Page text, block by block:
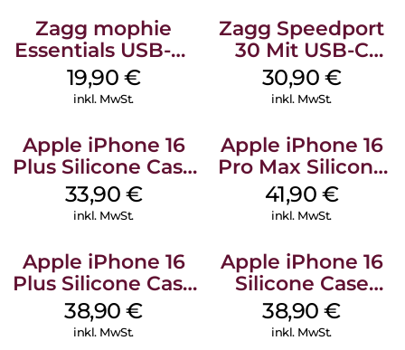
Zagg mophie
Essentials USB-C-
20W Charger PD
Weiß
19,90 €
inkl. MwSt.
Zagg Speedport
30 Mit USB-C
Kabel Weiß
30,90 €
inkl. MwSt.
Apple iPhone 16
Plus Silicone Case
MagSafe Lake
Green
33,90 €
inkl. MwSt.
Apple iPhone 16
Pro Max Silicone
Case MagSafe
Ultramarine
41,90 €
inkl. MwSt.
Apple iPhone 16
Plus Silicone Case
MagSafe Denim
38,90€
inkl. MwSt.
Apple iPhone 16
Silicone Case
MagSafe
Ultramarine
38,90€
inkl. MwSt.